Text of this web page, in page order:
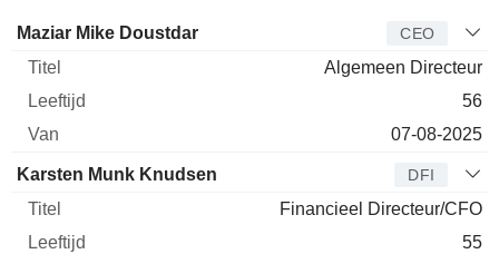
Bedrijfsleider Titel Leeftijd
Maziar Mike Doustdar CEO
Algemeen Directeur
56
07-08-2025
Karsten Munk Knudsen DFI
Financieel Directeur/CFO
55